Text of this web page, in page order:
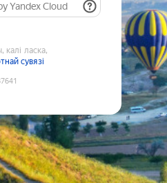
Yandex Cloud
калі ласка,
сувязі